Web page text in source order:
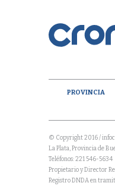
PROVINCIA
© Copyright 2016 /
La Plata, Provincia de
Teléfonos: 221 546-5634
Propietario y Director
Registro DNDA en